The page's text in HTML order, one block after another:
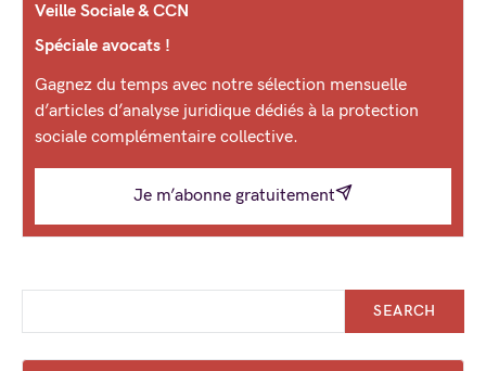
Veille Sociale & CCN
Spéciale avocats !
Gagnez du temps avec notre sélection mensuelle
d’articles d’analyse juridique dédiés à la protection
sociale complémentaire collective.
Je m’abonne gratuitement
SEARCH